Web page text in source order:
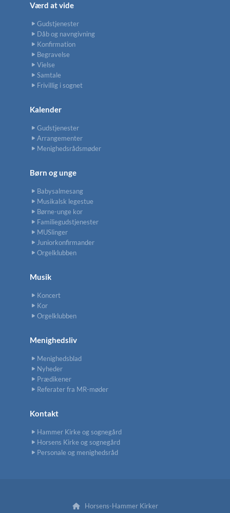
Værd at vide
Gudstjenester
Dåb og navngivning
Konfirmation
Begravelse
Vielse
Samtale
Frivillig i sognet
Kalender
Gudstjenester
Arrangementer
Menighedsrådsmøder
Børn og unge
Babysalmesang
Musikalsk legestue
Børne-unge kor
Familiegudstjenester
MUSlinger
Juniorkonfirmander
Orgelklubben
Musik
Koncert
Kor
Orgelklubben
Menighedsliv
Menighedsblad
Nyheder
Prædikener
Referater fra MR-møder
Kontakt
Hammer Kirke og sognegård
Horsens Kirke og sognegård
Personale og menighedsråd
Horsens-Hammer Kirker